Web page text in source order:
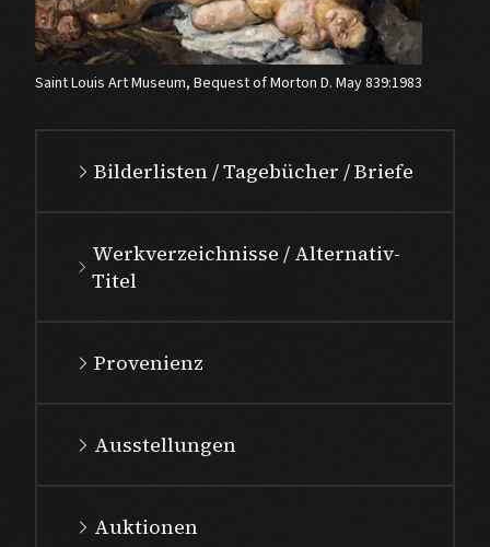
Saint Louis Art Museum, Bequest of Morton D. May 839:1983
Bilderlisten / Tagebücher / Briefe
Werkverzeichnisse / Alternativ-
Titel
Provenienz
Ausstellungen
Auktionen